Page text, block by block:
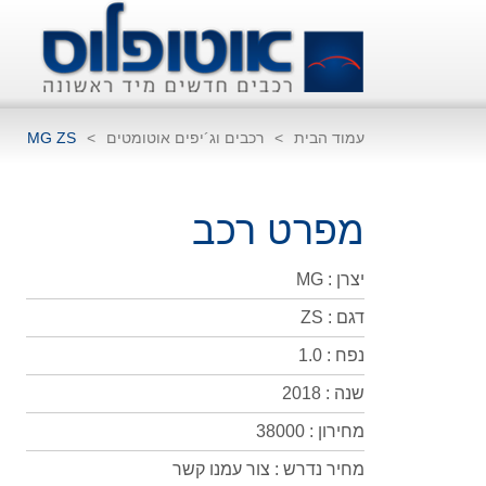
עמוד הבית > רכבים וג´יפים אוטומטים >
MG ZS
מפרט רכב
יצרן : MG
דגם : ZS
נפח : 1.0
שנה : 2018
מחירון : 38000
מחיר נדרש : צור עמנו קשר